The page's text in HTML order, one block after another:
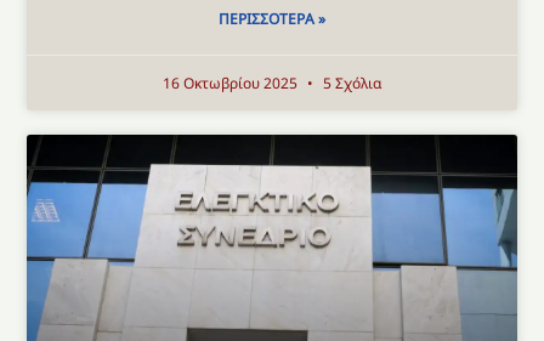
ΠΕΡΙΣΣΌΤΕΡΑ »
16 Οκτωβρίου 2025 5 Σχόλια